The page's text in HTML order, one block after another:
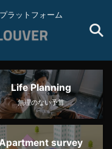
ラットフォーム
Life Planning
無理のない予算
survey